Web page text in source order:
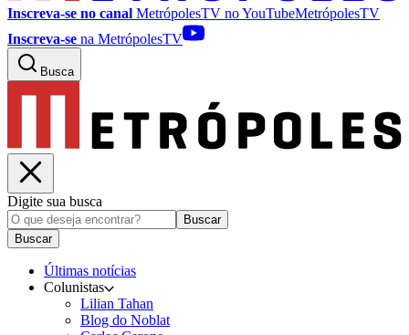
Inscreva-se no canal MetrópolesTV noYouTubeMetrópolesTV
Inscreva-se na MetrópolesTV
Busca
Digite sua busca
Buscar
Buscar
Últimas notícias
Colunistas
Lilian Tahan
Blog do Noblat